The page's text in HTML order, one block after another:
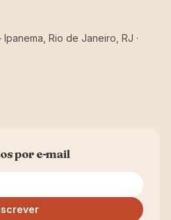
Rio de Janeiro, RJ ·
por e-mail